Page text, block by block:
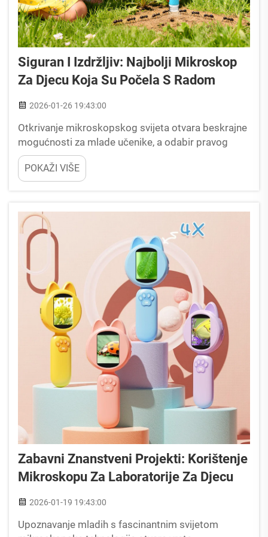
Siguran I Izdržljiv: Najbolji Mikroskop
Za Djecu Koja Su Počela S Radom
2026-01-26 19:43:00
Otkrivanje mikroskopskog svijeta otvara beskrajne
mogućnosti za mlade učenike, a odabir pravog
mikroskopa za istraživanje djece od suštinskog je
značaja za podsticanje znanstvene znatiželje.
Obrazovni mikroskop namijenjen djeci...
POKAŽI VIŠE
Zabavni Znanstveni Projekti: Korištenje
Mikroskopu Za Laboratorije Za Djecu
2026-01-19 19:43:00
Upoznavanje mladih s fascinantnim svijetom